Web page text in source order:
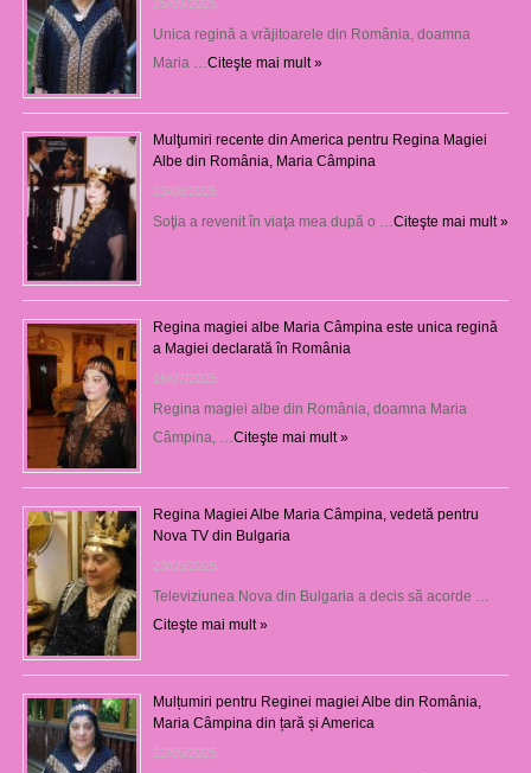
25/09/2025
Unica regină a vrăjitoarele din România, doamna
Maria … Citeşte mai mult »
Mulţumiri recente din America pentru Regina Magiei
Albe din România, Maria Câmpina
23/08/2025
Soţia a revenit în viaţa mea după o … Citeşte mai mult »
Regina magiei albe Maria Câmpina este unica regină
a Magiei declarată în România
16/07/2025
Regina magiei albe din România, doamna Maria
Câmpina, … Citeşte mai mult »
Regina Magiei Albe Maria Câmpina, vedetă pentru
Nova TV din Bulgaria
23/05/2025
Televiziunea Nova din Bulgaria a decis să acorde …
Citeşte mai mult »
Mulțumiri pentru Reginei magiei Albe din România,
Maria Câmpina din țară și America
22/05/2025